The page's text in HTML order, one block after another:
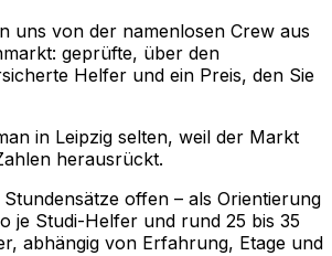
uns von der namenlosen Crew aus
geprüfte, über den
Helfer und ein Preis, den Sie
in Leipzig selten, weil der Markt
herausrückt.
offen – als Orientierung
je Studi-Helfer und rund 25 bis 35
abhängig von Erfahrung, Etage und